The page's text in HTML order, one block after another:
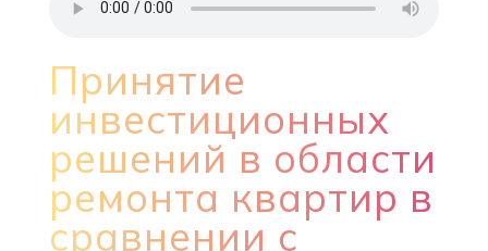
Принятие
инвестиционных
решений в области
ремонта квартир в
сравнении с